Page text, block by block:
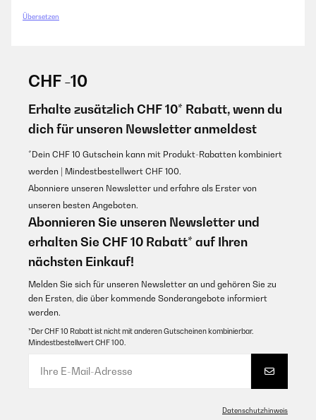
Amazon-Benutzer
GEPRÜFTE BEWERTUNG
sonstige Beschädigungen an. Der Mini-Kühlschrank wurde sicher
verpackt.
Amazon-Benutzer
Übersetzen
CHF -10
Erhalte zusätzlich CHF 10* Rabatt, wenn du
dich für unseren Newsletter anmeldest
*Dein CHF 10 Gutschein kann mit Produkt-Rabatten kombiniert
werden | Mindestbestellwert CHF 100.
Abonniere unseren Newsletter und erfahre als Erster von
unseren besten Angeboten.
Abonnieren Sie unseren Newsletter und
erhalten Sie CHF 10 Rabatt* auf Ihren
nächsten Einkauf!
Melden Sie sich für unseren Newsletter an und gehören Sie zu
den Ersten, die über kommende Sonderangebote informiert
werden.
*Der CHF 10 Rabatt ist nicht mit anderen Gutscheinen kombinierbar.
Mindestbestellwert CHF 100.
Datenschutzhinweis